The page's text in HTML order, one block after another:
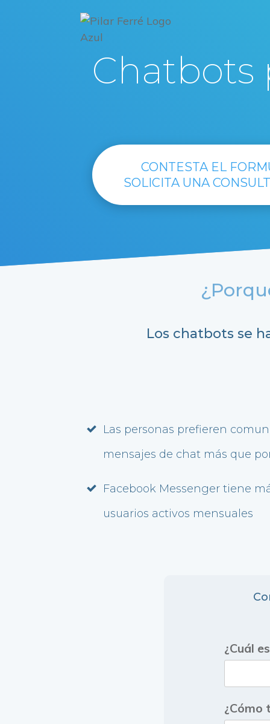
Chatbots
CONTESTA EL
SOLICITA UNA
Los chatbots se
Las personas prefieren
mensajes de chat más que
Facebook Messenger tiene
usuarios activos mensuales
¿Cuál
¿Cómo